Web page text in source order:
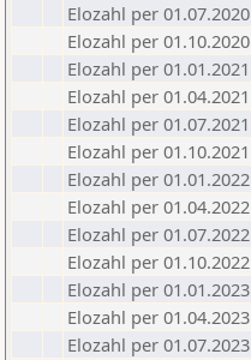
Elozahl per 01.07.2020
Elozahl per 01.10.2020
Elozahl per 01.01.2021
Elozahl per 01.04.2021
Elozahl per 01.07.2021
Elozahl per 01.10.2021
Elozahl per 01.01.2022
Elozahl per 01.04.2022
Elozahl per 01.07.2022
Elozahl per 01.10.2022
Elozahl per 01.01.2023
Elozahl per 01.04.2023
Elozahl per 01.07.2023